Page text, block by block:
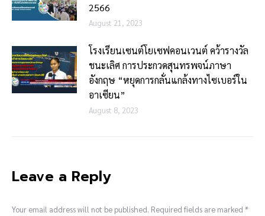
2566
August 21, 2023
โรงเรียนเซนต์โยเซฟคอนเวนต์ คว้ารางวัล
ชนะเลิศ การประกวดสุนทรพจน์ภาษา
อังกฤษ “หยุดการกลั่นแกล้งทางไซเบอร์ใน
อาเซียน”
August 8, 2023
Leave a Reply
Your email address will not be published. Required fields are marked *